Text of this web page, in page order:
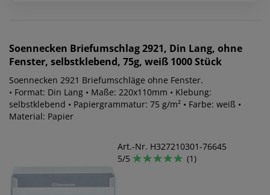
Soennecken Briefumschlag 2921, Din Lang, ohne
Fenster, selbstklebend, 75g, weiß 1000 Stück
Soennecken 2921 Briefumschläge ohne Fenster.
• Format: Din Lang • Maße: 220x110mm • Klebung:
selbstklebend • Papiergrammatur: 75 g/m² • Farbe: weiß •
Material: Papier
Art.-Nr. H327210301-76645
5/5
(1)